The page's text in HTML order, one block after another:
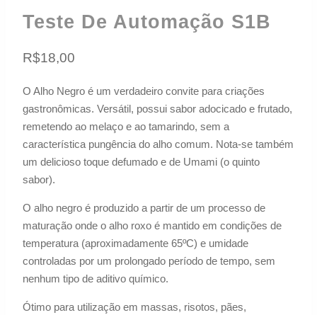
Teste De Automação S1B
R$18,00
O Alho Negro é um verdadeiro convite para criações
gastronômicas. Versátil, possui sabor adocicado e frutado,
remetendo ao melaço e ao tamarindo, sem a
característica pungência do alho comum. Nota-se também
um delicioso toque defumado e de Umami (o quinto
sabor).
O alho negro é produzido a partir de um processo de
maturação onde o alho roxo é mantido em condições de
temperatura (aproximadamente 65ºC) e umidade
controladas por um prolongado período de tempo, sem
nenhum tipo de aditivo químico.
Ótimo para utilização em massas, risotos, pães,